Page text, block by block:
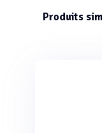
Produits